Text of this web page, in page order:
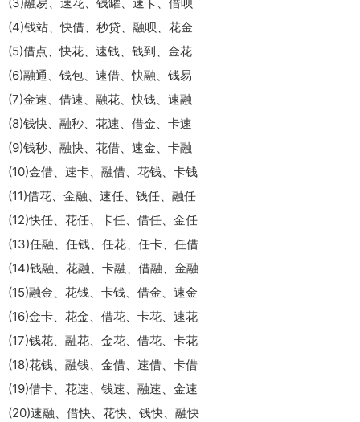
(4)钱站、快借、秒贷、融呗、花金
(5)借点、快花、速钱、钱到、金花
(6)融通、钱包、速借、快融、钱易
(7)金速、借速、融花、快钱、速融
(8)钱快、融秒、花速、借金、卡速
(9)钱秒、融快、花借、速金、卡融
(10)金借、速卡、融借、花钱、卡钱
(11)借花、金融、速任、钱任、融任
(12)快任、花任、卡任、借任、金任
(13)任融、任钱、任花、任卡、任借
(14)钱融、花融、卡融、借融、金融
(15)融金、花钱、卡钱、借金、速金
(16)金卡、花金、借花、卡花、速花
(17)钱花、融花、金花、借花、卡花
(18)花钱、融钱、金借、速借、卡借
(19)借卡、花速、钱速、融速、金速
(20)速融、借快、花快、钱快、融快